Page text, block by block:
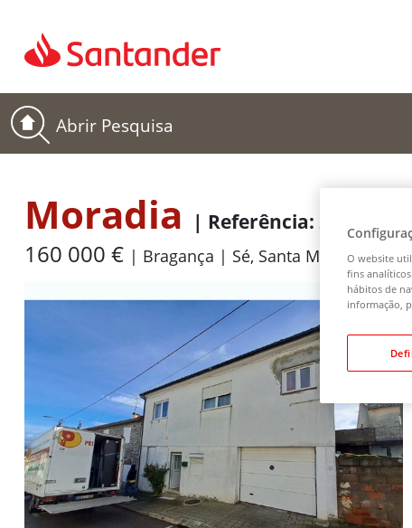
Ir para a página inicial
Abrir Pesquisa
Moradia | Referência: 27081
160 000 € cento e sessenta mil euros
Bragança Sé, Santa Maria eO website
fins
hábitos de
informação,